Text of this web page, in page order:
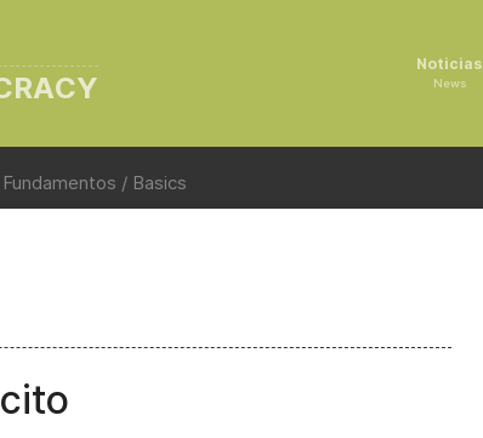
Noticias
News
Fundamentos / Basics